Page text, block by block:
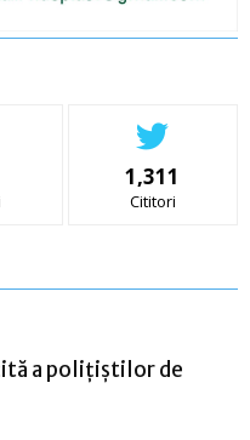
1,311
Cititori
a polițiștilor de